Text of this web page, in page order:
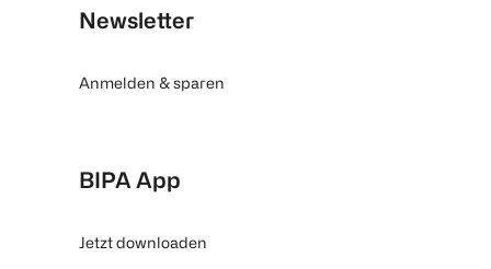
Newsletter
Anmelden & sparen
BIPA App
Jetzt downloaden